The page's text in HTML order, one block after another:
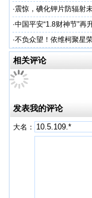
业
·震惊，碘化钾片防辐射
务商
·中国平安“1.8财神节”再
户体验
·不负众望！依维柯聚星
相关评论
发表我的评论
大名：